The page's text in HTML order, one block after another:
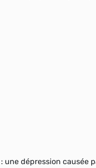
une dépression causée